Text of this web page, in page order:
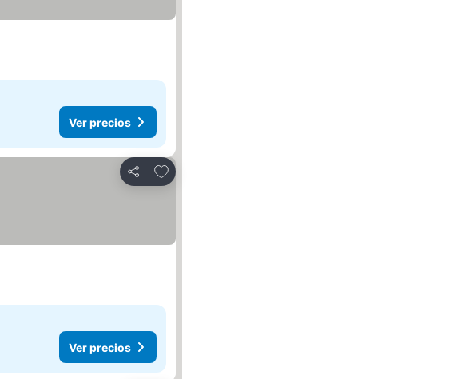
Ver precios
Compartir
Añadir a favoritos
Ver precios